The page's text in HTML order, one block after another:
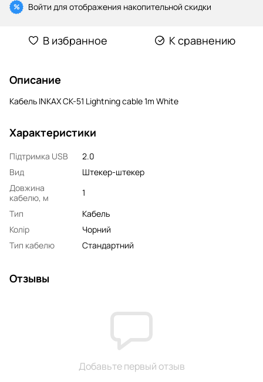
% Войти для отображения накопительной скидки
В избранное К сравнению
Описание
Кабель INKAX CK-51 Lightning cable 1m White
Характеристики
Підтримка USB
2.0
Вид
Штекер-штекер
Довжина
кабелю, м
1
Тип
Кабель
Колір
Чорний
Тип кабелю
Стандартний
Отзывы
Добавьте первый отзыв